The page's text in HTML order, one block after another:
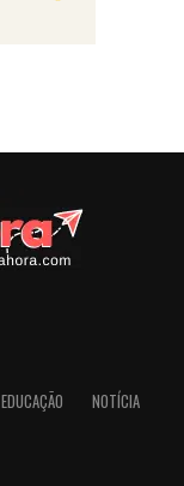
EDUCAÇÃO
NOTÍCIA